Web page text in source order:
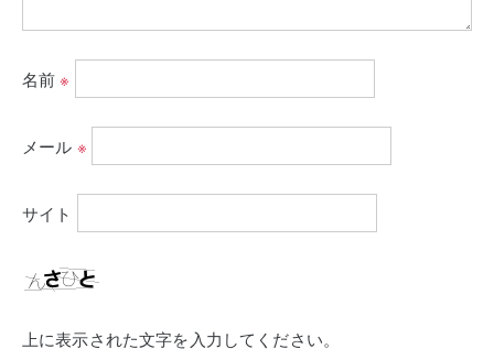
名前※
メール ※
サイト
上に表示された文字を入力してください。